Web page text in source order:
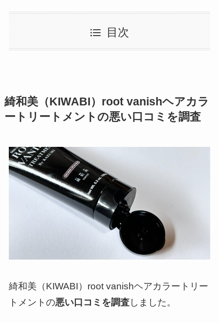
目次
綺和美（KIWABI）root vanishヘアカラ
ートリートメントの悪い口コミを調査
綺和美（KIWABI）root vanishヘアカラートリー
トメントの悪い口コミを調査しました。